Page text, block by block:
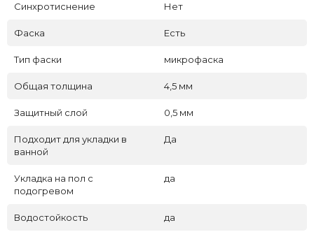
Синхротиснение Нет
Фаска Есть
Тип фаски микрофаска
Общая толщина 4,5 мм
Защитный слой 0,5 мм
Подходит для укладки в
ванной
Да
Укладка на пол c
подогревом
да
Водостойкость да